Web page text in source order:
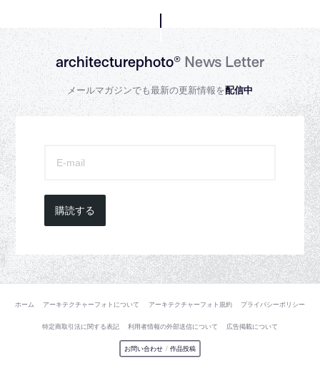
architecturephoto®News Letter
メールマガジンでも最新の更新情報を配信中
購読する
ホーム アーキテクチャーフォトについて アーキテクチャーフォト規約 プライバシーポリシー
特定商取引法に関する表記 利用者情報の外部送信について 広告掲載について
お問い合わせ / 作品投稿